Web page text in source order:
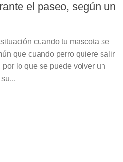
el paseo, según un
cuando tu mascota se
que cuando perro quiere salir
por lo que se puede volver un